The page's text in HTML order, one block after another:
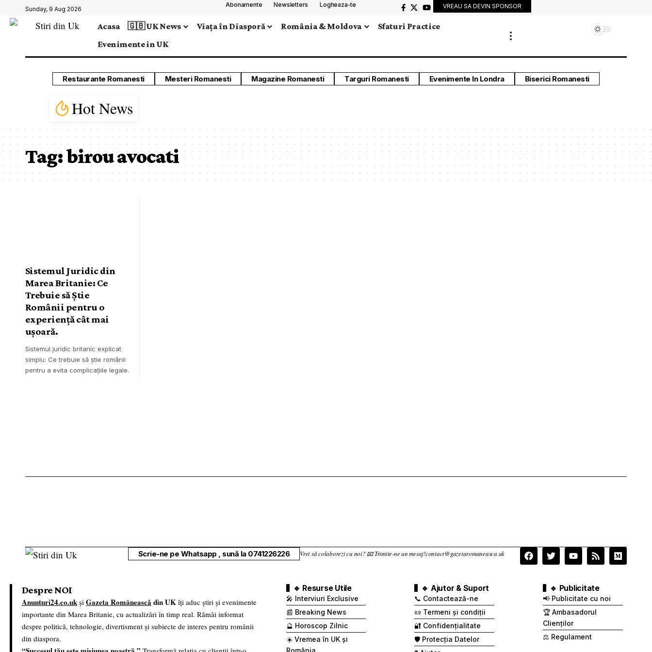
Sunday, 9 Aug 2026
Abonamente Newsletters Logheaza-te VREAU SA DEVIN SPONSOR
Acasa 🇬🇧 UK News Viața în Diasporă România & Moldova
Sfaturi Practice
Evenimente in UK
Biserici Romanesti
Evenimente In Londra
Targuri Romanesti
Magazine Romanesti
Mesteri Romanesti
Restaurante Romanesti
Hot News
Tag:birou avocati
Sistemul Juridic din
Marea Britanie: Ce
Trebuie să Știe
Românii pentru o
experiență cât mai
ușoară.
Sistemul juridic britanic explicat
simplu: Ce trebuie să știe românii
pentru a evita complicațiile legale.
Scrie-ne pe Whatsapp , sună la 0741226226 Vrei să colaborezi cu noi? 📧 Trimite-ne un mesaj!contact@gazetaromaneasca.uk
Despre NOI
Anunturi24.co.uk și Gazeta Românească din UK îți aduc știri și evenimente
importante din Marea Britanie, cu actualizări în timp real. Rămâi informat
despre politică, tehnologie, divertisment și subiecte de interes pentru românii
din diaspora.
🔹 Resurse Utile
🎤 Interviuri Exclusive
📰 Breaking News
🔮 Horoscop Zilnic
☀️ Vremea în UK și
România
🔹 Ajutor & Suport
📞 Contactează-ne
📜 Termeni și condiții
🔐 Confidențialitate
🛡️ Protecția Datelor
🔹 Publicitate
📢 Publicitate cu noi
🏆 Ambasadorul
Clienților
⚖️ Regulament